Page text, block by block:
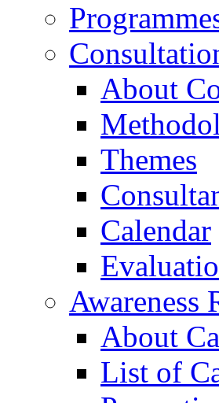
About
Themes
Calendar
Awareness
About
List of